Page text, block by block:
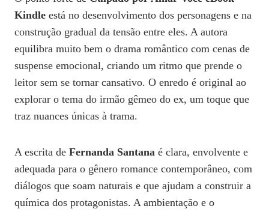
Kindle está no desenvolvimento dos personagens e na
construção gradual da tensão entre eles. A autora
equilibra muito bem o drama romântico com cenas de
suspense emocional, criando um ritmo que prende o
leitor sem se tornar cansativo. O enredo é original ao
explorar o tema do irmão gêmeo do ex, um toque que
traz nuances únicas à trama.
A escrita de Fernanda Santana é clara, envolvente e
adequada para o gênero romance contemporâneo, com
diálogos que soam naturais e que ajudam a construir a
química dos protagonistas. A ambientação e o